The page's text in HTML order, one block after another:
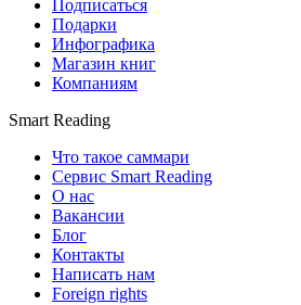
Подписаться
Подарки
Инфографика
Магазин книг
Компаниям
Smart Reading
Что такое саммари
Сервис Smart Reading
О нас
Вакансии
Блог
Контакты
Написать нам
Foreign rights